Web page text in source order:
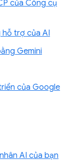
của Công cụ
hỗ trợ của AI
Gemini
của Google
AI của bạn